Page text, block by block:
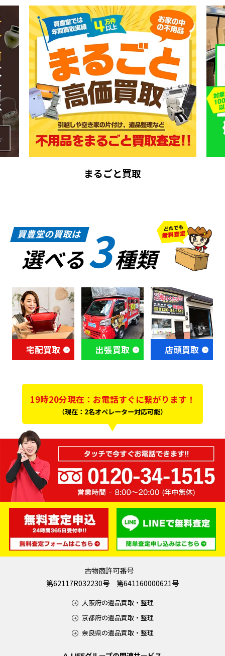
まるごと買取
買豊堂の買取は
選べる3種類
宅配買取 出張買取 店頭買取
19時20分現在：お電話すぐに繋がります！
（現在：2名オペレーター対応可能）
古物商許可番号
第62117R032230号 第641160000621号
大阪府の遺品買取・整理
京都府の遺品買取・整理
奈良県の遺品買取・整理